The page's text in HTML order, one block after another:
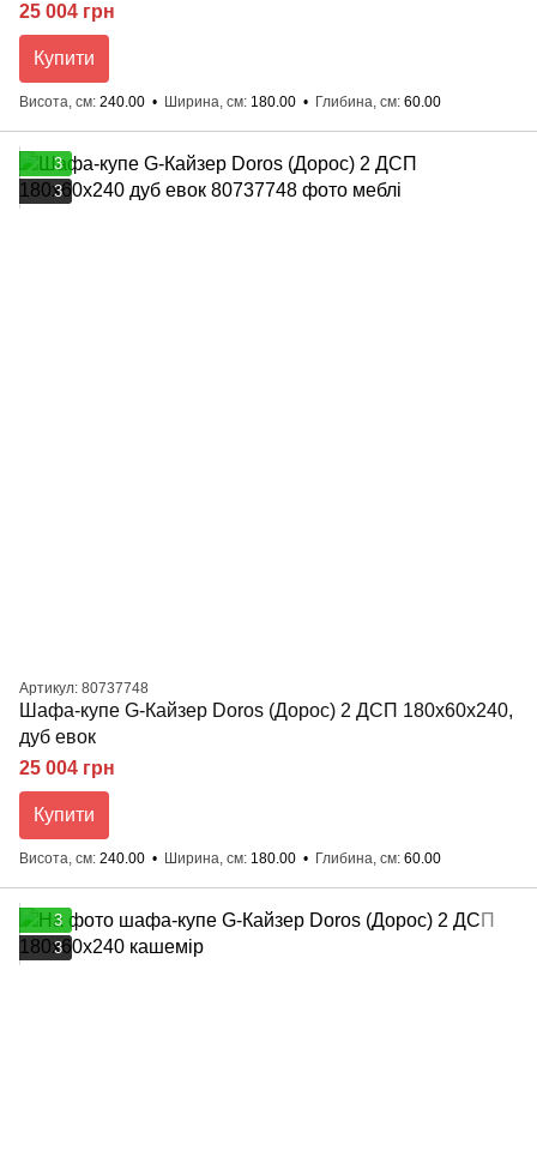
25 004 грн
Купити
Висота, см 240.00 Ширина, см 180.00 Глибина, см 60.00
3
3
Артикул: 80737748
Шафа-купе G-Кайзер Doros (Дорос) 2 ДСП 180х60х240,
дуб евок
25 004 грн
Купити
Висота, см 240.00 Ширина, см 180.00 Глибина, см 60.00
3
3